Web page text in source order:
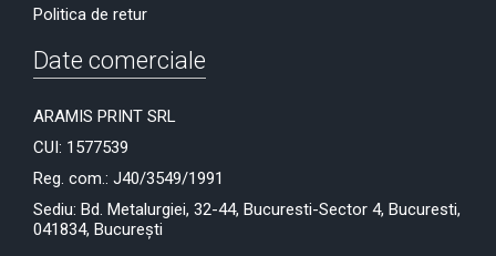
Politica de retur
Date comerciale
ARAMIS PRINT SRL
CUI: 1577539
Reg. com.: J40/3549/1991
Sediu: Bd. Metalurgiei, 32-44, Bucuresti-Sector 4, Bucuresti,
041834, București